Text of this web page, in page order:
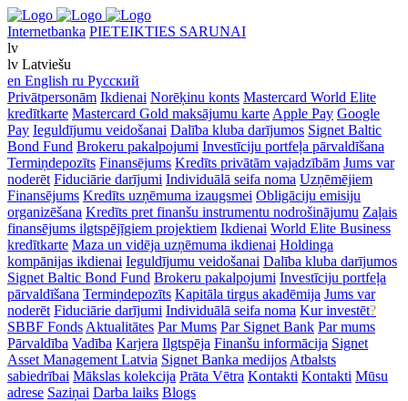
Internetbanka PIETEIKTIES SARUNAI
lv
lv Latviešu
en English ru Русский
Privātpersonām Ikdienai Norēķinu konts Mastercard World Elite
kredītkarte Mastercard Gold maksājumu karte Apple Pay Google
Pay Ieguldījumu veidošanai Dalība kluba darījumos Signet Baltic
Bond Fund Brokeru pakalpojumi Investīciju portfeļa pārvaldīšana
Termiņdepozīts Finansējums Kredīts privātām vajadzībām Jums var
noderēt Fiduciārie darījumi Individuālā seifa noma Uzņēmējiem
Finansējums Kredīts uzņēmuma izaugsmei Obligāciju emisiju
organizēšana Kredīts pret finanšu instrumentu nodrošinājumu Zaļais
finansējums ilgtspējīgiem projektiem Ikdienai World Elite Business
kredītkarte Maza un vidēja uzņēmuma ikdienai Holdinga
kompānijas ikdienai Ieguldījumu veidošanai Dalība kluba darījumos
Signet Baltic Bond Fund Brokeru pakalpojumi Investīciju portfeļa
pārvaldīšana Termiņdepozīts Kapitāla tirgus akadēmija Jums var
noderēt Fiduciārie darījumi Individuālā seifa noma Kur investēt?
SBBF Fonds Aktualitātes Par Mums Par Signet Bank Par mums
Pārvaldība Vadība Karjera Ilgtspēja Finanšu informācija Signet
Asset Management Latvia Signet Banka medijos Atbalsts
sabiedrībai Mākslas kolekcija Prāta Vētra Kontakti Kontakti Mūsu
adrese Saziņai Darba laiks Blogs